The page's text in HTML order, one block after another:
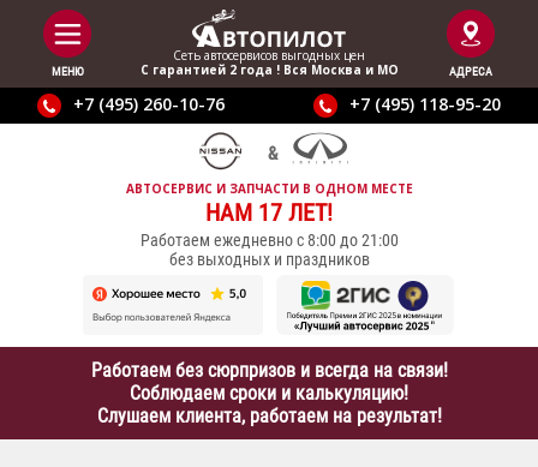
МЕНЮ
Сеть автосервисов выгодныx цен
С гарантией 2 года ! Вся Москва и МО
АДРЕСА
+7 (495) 260-10-76 +7 (495) 118-95-20
АВТОСЕРВИС И ЗАПЧАСТИ В ОДНОМ МЕСТЕ
НАМ 17 ЛЕТ!
Работаем ежедневно с 8:00 до 21:00
без выходных и праздников
Работаем без сюрпризов и всегда на связи!
Соблюдаем сроки и калькуляцию!
Слушаем клиента, работаем на результат!